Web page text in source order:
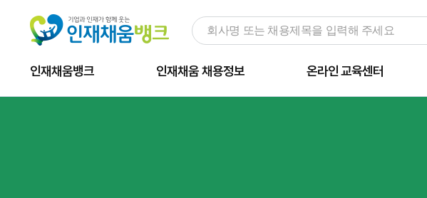
인재채움뱅크 인재채움 채용정보 온라인 교육센터